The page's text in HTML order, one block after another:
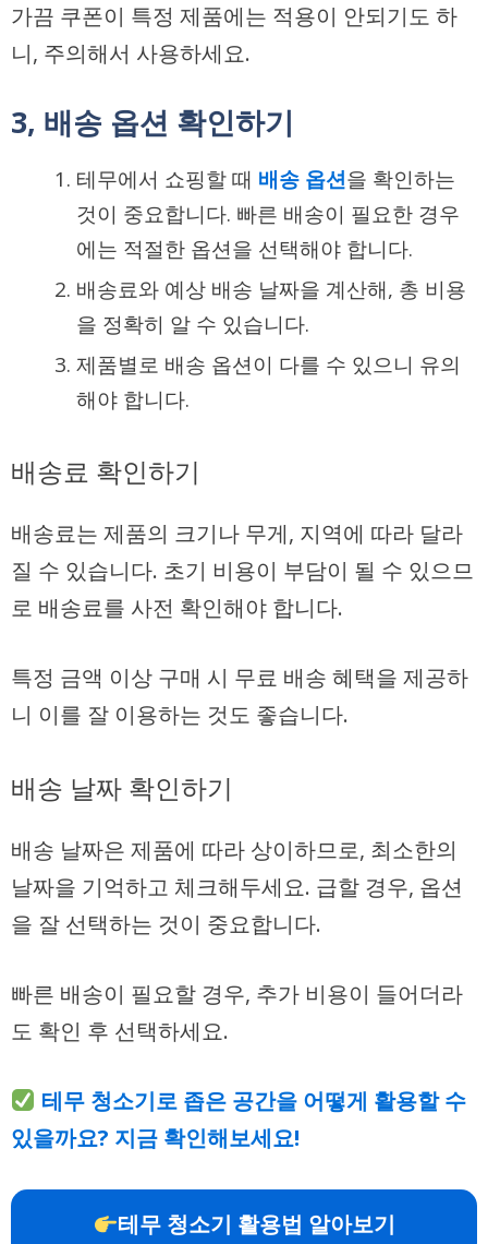
가끔 쿠폰이 특정 제품에는 적용이 안되기도 하
니, 주의해서 사용하세요.
3, 배송 옵션 확인하기
테무에서 쇼핑할 때 배송 옵션을 확인하는
것이 중요합니다. 빠른 배송이 필요한 경우
에는 적절한 옵션을 선택해야 합니다.
배송료와 예상 배송 날짜을 계산해, 총 비용
을 정확히 알 수 있습니다.
제품별로 배송 옵션이 다를 수 있으니 유의
해야 합니다.
배송료 확인하기
배송료는 제품의 크기나 무게, 지역에 따라 달라
질 수 있습니다. 초기 비용이 부담이 될 수 있으므
로 배송료를 사전 확인해야 합니다.
특정 금액 이상 구매 시 무료 배송 혜택을 제공하
니 이를 잘 이용하는 것도 좋습니다.
배송 날짜 확인하기
배송 날짜은 제품에 따라 상이하므로, 최소한의
날짜을 기억하고 체크해두세요. 급할 경우, 옵션
을 잘 선택하는 것이 중요합니다.
빠른 배송이 필요할 경우, 추가 비용이 들어더라
도 확인 후 선택하세요.
테무 청소기로 좁은 공간을 어떻게 활용할 수
있을까요? 지금 확인해보세요!
테무 청소기 활용법 알아보기